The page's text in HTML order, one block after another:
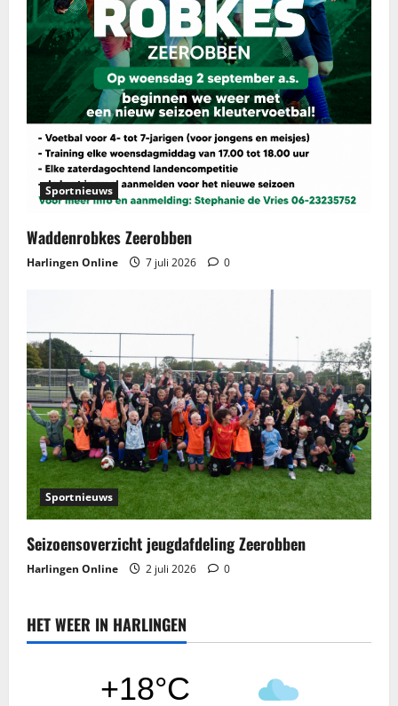
Sportnieuws
Waddenrobkes Zeerobben
Harlingen Online 7 juli 2026 0
Sportnieuws
Seizoensoverzicht jeugdafdeling Zeerobben
Harlingen Online 2 juli 2026 0
HET WEER IN HARLINGEN
+18°C